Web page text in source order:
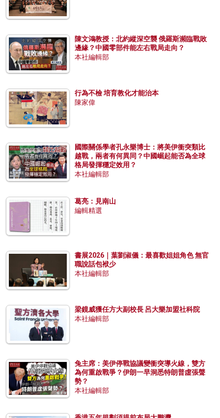
陳文鴻教授：北約縱深空襲 俄羅斯瀕臨戰敗
邊緣？中國零部件能左右戰局走向？
本社編輯部
行為不檢 培育教化才能治本
陳家偉
國際關係學者孔永樂博士：將美伊衝突類比
越戰，兩者有何異同？中國崛起能否為全球
格局發揮穩定效用？
本社編輯部
葛亮：見南山
編輯精選
書展2026｜葉劉淑儀：最喜歡姐姐角色 無官
職說話包袱少
本社編輯部
梁鏡威獲任方大副校長 呂大樂加盟社科院
本社編輯部
兔主席：美伊停戰協議變衝突導火線，雙方
為何重啟戰爭？伊朗一早洞悉特朗普虛張聲
勢？
本社編輯部